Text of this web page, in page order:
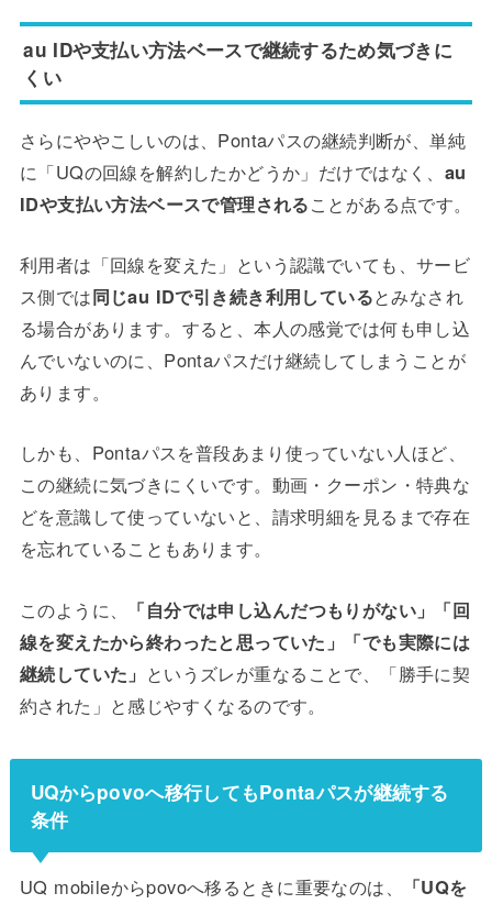
au IDや支払い方法ベースで継続するため気づきに
くい
さらにややこしいのは、Pontaパスの継続判断が、単純
に「UQの回線を解約したかどうか」だけではなく、 au
IDや支払い方法ベースで管理されることがある点です。
利用者は「回線を変えた」という認識でいても、サービ
ス側では同じau IDで引き続き利用しているとみなされ
る場合があります。すると、本人の感覚では何も申し込
んでいないのに、Pontaパスだけ継続してしまうことが
あります。
しかも、Pontaパスを普段あまり使っていない人ほど、
この継続に気づきにくいです。動画・クーポン・特典な
どを意識して使っていないと、請求明細を見るまで存在
を忘れていることもあります。
このように、
「自分では申し込んだつもりがない」「回
線を変えたから終わったと思っていた」「でも実際には
継続していた」 というズレが重なることで、「勝手に契
約された」と感じやすくなるのです。
UQからpovoへ移行してもPontaパスが継続する
条件
UQ mobileからpovoへ移るときに重要なのは、
「UQを